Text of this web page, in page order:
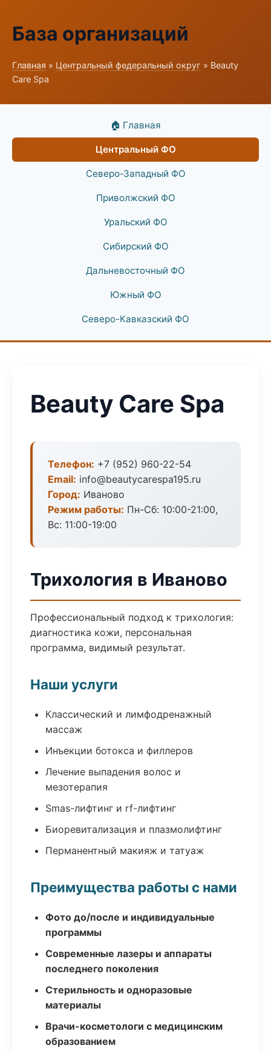
База организаций
Главная » Центральный федеральный округ » Beauty
Care Spa
🏠 Главная
Центральный ФО
Северо-Западный ФО
Приволжский ФО
Уральский ФО
Сибирский ФО
Дальневосточный ФО
Южный ФО
Северо-Кавказский ФО
Beauty Care Spa
Телефон: +7 (952) 960-22-54
Email: info@beautycarespa195.ru
Город: Иваново
Режим работы: Пн-Сб: 10:00-21:00,
Вс: 11:00-19:00
Трихология в Иваново
Профессиональный подход к трихология:
диагностика кожи, персональная
программа, видимый результат.
Наши услуги
Классический и лимфодренажный
массаж
Инъекции ботокса и филлеров
Лечение выпадения волос и
мезотерапия
Smas-лифтинг и rf-лифтинг
Биоревитализация и плазмолифтинг
Перманентный макияж и татуаж
Преимущества работы с нами
Фото до/после и индивидуальные
программы
Современные лазеры и аппараты
последнего поколения
Стерильность и одноразовые
материалы
Врачи-косметологи с медицинским
образованием